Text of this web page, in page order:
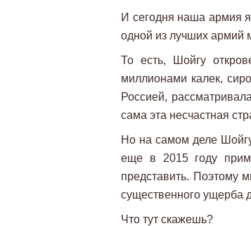
И сегодня наша армия
одной из лучших армий
То есть, Шойгу
миллионами калек,
Россией,
сама эта несчастная
Но на самом деле
еще в 2015 году
представить. Поэтому
существенного ущерба
Что тут скажешь?